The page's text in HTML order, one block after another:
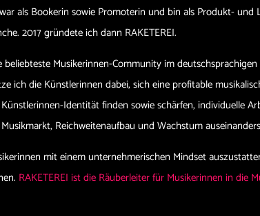
als Bookerin sowie Promoterin und bin als Produkt- und
2017 gründete ich dann RAKETEREI.
beliebteste Musikerinnen-Community im
ich die Künstlerinnen dabei, sich eine profitable
Identität finden sowie schärfen, individuelle
Reichweitenaufbau und Wachstum
mit einem unternehmerischen Mindset
RAKETEREI ist die Räuberleiter für Musikerinnen in die